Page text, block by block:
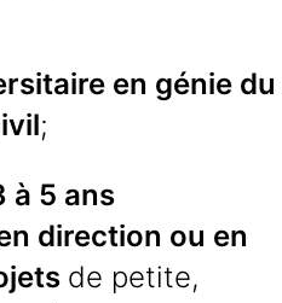
en génie du
;
à 5 ans
direction ou en
de petite,